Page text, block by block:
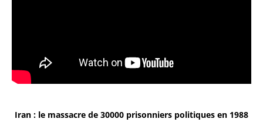
Iran : le massacre de 30000 prisonniers politiques en 1988